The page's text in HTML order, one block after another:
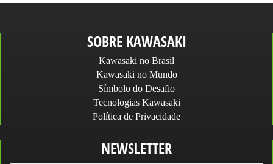
SOBRE KAWASAKI
Kawasaki no Brasil
Kawasaki no Mundo
Símbolo do Desafio
Tecnologias Kawasaki
Política de Privacidade
NEWSLETTER